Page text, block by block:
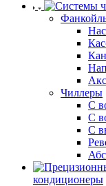
Чиллеры
С
С
С
кондиционеры